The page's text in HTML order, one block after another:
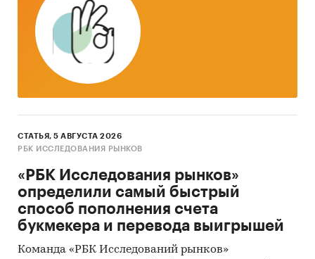
СТАТЬЯ, 5 АВГУСТА 2026
РБК ИССЛЕДОВАНИЯ РЫНКОВ
«РБК Исследования рынков»
определили самый быстрый
способ пополнения счета
букмекера и перевода выигрышей
Команда «РБК Исследований рынков»